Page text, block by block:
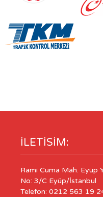
ILETISIM:
Rami Cuma Mah. Eyüp
No: 3/C Eyüp/İstanbul
Telefon: 0212 563 19